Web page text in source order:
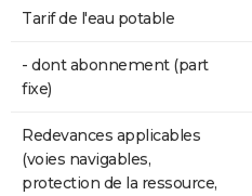
Tarif de l'eau potable
- dont abonnement (part
fixe)
Redevances applicables
(voies navigables,
protection de la ressource,